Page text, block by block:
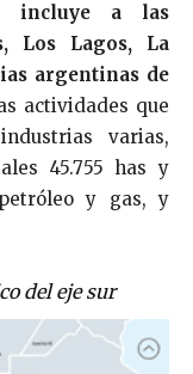
incluye a las
Los Lagos, La
argentinas de
actividades que
varias,
45.755 has y
y gas, y
del eje sur